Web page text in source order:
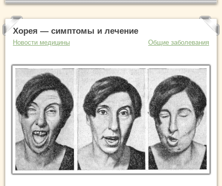
Хорея — симптомы и лечение
Новости медицины Общие заболевания